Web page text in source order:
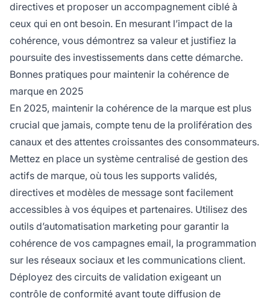
directives et proposer un accompagnement ciblé à
ceux qui en ont besoin. En mesurant l’impact de la
cohérence, vous démontrez sa valeur et justifiez la
poursuite des investissements dans cette démarche.
Bonnes pratiques pour maintenir la cohérence de
marque en 2025
En 2025, maintenir la cohérence de la marque est plus
crucial que jamais, compte tenu de la prolifération des
canaux et des attentes croissantes des consommateurs.
Mettez en place un système centralisé de gestion des
actifs de marque, où tous les supports validés,
directives et modèles de message sont facilement
accessibles à vos équipes et partenaires. Utilisez des
outils d’automatisation marketing pour garantir la
cohérence de vos campagnes email, la programmation
sur les réseaux sociaux et les communications client.
Déployez des circuits de validation exigeant un
contrôle de conformité avant toute diffusion de